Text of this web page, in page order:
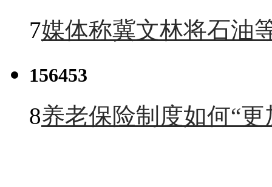
7媒体称冀文林将石油
156453
8养老保险制度如何“